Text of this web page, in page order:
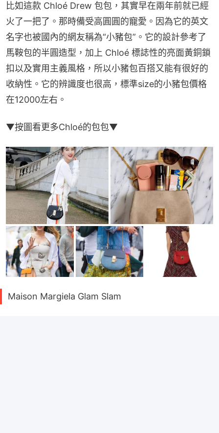
比如這款 Chloé Drew 包包，其實早在兩年前就已經
火了一把了。那時備受高圓圓的寵愛。因為它的英文
名字也被國內的網友稱為“小豬包”。它的設計參考了
馬鞍包的半圓造型，加上 Chloé 標誌性的亮面黃銅鎖
扣以及實用主義風格，所以小豬包百搭又能有很好的
收納性。它的辨識度也很高，標準size的小豬包價格
在12000左右。
▼按圖看更多Chloé的包包▼
Maison Margiela Glam Slam